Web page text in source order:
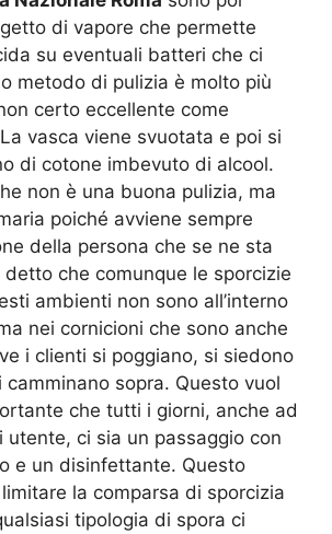
di vapore che permette
su eventuali batteri che ci
metodo di pulizia è molto più
certo eccellente come
vasca viene svuotata e poi si
di cotone imbevuto di alcool.
non è una buona pulizia, ma
poiché avviene sempre
della persona che se ne sta
detto che comunque le sporcizie
ambienti non sono all’interno
nei cornicioni che sono anche
i clienti si poggiano, si siedono
camminano sopra. Questo vuol
che tutti i giorni, anche ad
utente, ci sia un passaggio con
e un disinfettante. Questo
la comparsa di sporcizia
tipologia di spora ci